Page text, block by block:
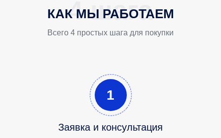
КАК МЫ РАБОТАЕМ
Всего 4 простых шага для покупки
1
Заявка и консультация